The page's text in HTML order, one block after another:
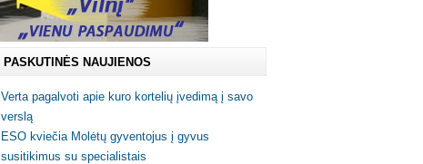
PASKUTINĖS NAUJIENOS
Verta pagalvoti apie kuro kortelių įvedimą į savo
verslą
ESO kviečia Molėtų gyventojus į gyvus
susitikimus su specialistais